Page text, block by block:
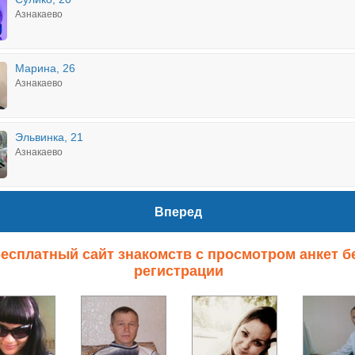
Азнакаево
Марина, 26
Азнакаево
Эльвинка, 21
Азнакаево
Вперед
сайт знакомств с просмотром анкет
регистрации